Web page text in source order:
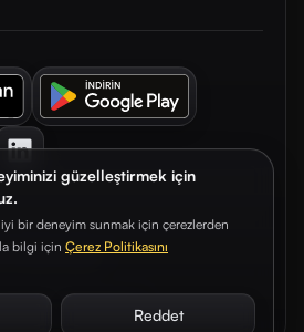
güzelleştirmek için
bir deneyim sunmak için çerezlerden
bilgi için Çerez Politikasını
Reddet
hakları saklıdır.
Metni Gizlilik Sözleşmesi